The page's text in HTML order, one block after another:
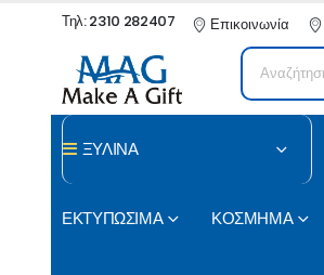
Τηλ: 2310 282407 Επικοινωνία
ΞΥΛΙΝΑ
ΕΚΤΥΠΩΣΙΜΑ ΚΟΣΜΗΜΑ